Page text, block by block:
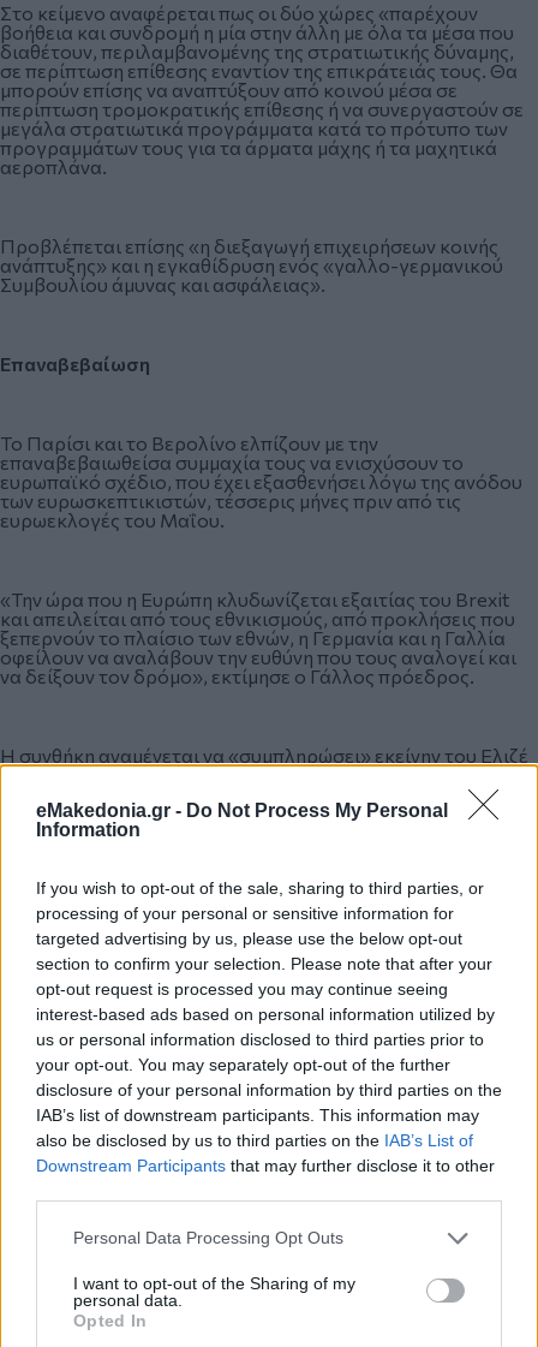
eMakedonia.gr - Do Not Process My Personal
Information
If you wish to opt-out of the sale, sharing to third parties, or
processing of your personal or sensitive information for
targeted advertising by us, please use the below opt-out
section to confirm your selection. Please note that after your
opt-out request is processed you may continue seeing
interest-based ads based on personal information utilized by
us or personal information disclosed to third parties prior to
your opt-out. You may separately opt-out of the further
disclosure of your personal information by third parties on the
IAB’s list of downstream participants. This information may
also be disclosed by us to third parties on the IAB’s List of
Downstream Participants that may further disclose it to other
Please note that this website/app uses one or more Google
not limited to your visit or usage behaviour. You may click to
grant or deny consent to Google and its third-party tags to
use your data for below specified purposes in below Google
Personal Data Processing Opt Outs
I want to opt-out of the Sharing of my
personal data.
Opted In
Στο κείμενο αναφέρεται πως οι δύο χώρες «παρέχουν
βοήθεια και συνδρομή η μία στην άλλη με όλα τα μέσα που
διαθέτουν, περιλαμβανομένης της στρατιωτικής δύναμης,
σε περίπτωση επίθεσης εναντίον της επικράτειάς τους. Θα
μπορούν επίσης να αναπτύξουν από κοινού μέσα σε
περίπτωση τρομοκρατικής επίθεσης ή να συνεργαστούν σε
μεγάλα στρατιωτικά προγράμματα κατά το πρότυπο των
προγραμμάτων τους για τα άρματα μάχης ή τα μαχητικά
αεροπλάνα.
Προβλέπεται επίσης «η διεξαγωγή επιχειρήσεων κοινής
ανάπτυξης» και η εγκαθίδρυση ενός «γαλλο-γερμανικού
Συμβουλίου άμυνας και ασφάλειας».
Επαναβεβαίωση
Το Παρίσι και το Βερολίνο ελπίζουν με την
επαναβεβαιωθείσα συμμαχία τους να ενισχύσουν το
ευρωπαϊκό σχέδιο, που έχει εξασθενήσει λόγω της ανόδου
των ευρωσκεπτικιστών, τέσσερις μήνες πριν από τις
ευρωεκλογές του Μαΐου.
«Την ώρα που η Ευρώπη κλυδωνίζεται εξαιτίας του Brexit
και απειλείται από τους εθνικισμούς, από προκλήσεις που
ξεπερνούν το πλαίσιο των εθνών, η Γερμανία και η Γαλλία
οφείλουν να αναλάβουν την ευθύνη που τους αναλογεί και
να δείξουν τον δρόμο», εκτίμησε ο Γάλλος πρόεδρος.
Η συνθήκη αναμένεται να «συμπληρώσει» εκείνην του Ελιζέ
που υπογράφτηκε το 1963 από τον στρατηγό ντε Γκολ και
τον Κόνραντ Αντενάουερ, που υλοποίησαν τη μεταπολεμική
γαλλο-γερμανική συμφιλίωση.
Δυσπιστία
Η συνθήκη, ωστόσο, σημειώνει το Γαλλικό Πρακτορείο,
υπογράφεται από δύο αποδυναμωμένους ηγέτες: η Μέρκελ
ετοιμάζεται να αφήσει τον θώκο το φθινόπωρο του 2021, και
ο Μακρόν αντιμετωπίζει την κρίση των «κίτρινων γιλέκων».
Την ίδια ώρα πολλές εφημερίδες χαρακτηρίζουν την
πρόοδο που καταγράφηκε στη νέα συνθήκη μέτρια, όπως η
γερμανική Handelsblatt που προτάσσει έναν «άτολμο και
χωρίς σφρίγος» κείμενο.
Για το εβδομαδιαίο Der Spiegel, η «δυσπιστία που
και τη Μέρκελ δεν είναι κάτι ξένο.